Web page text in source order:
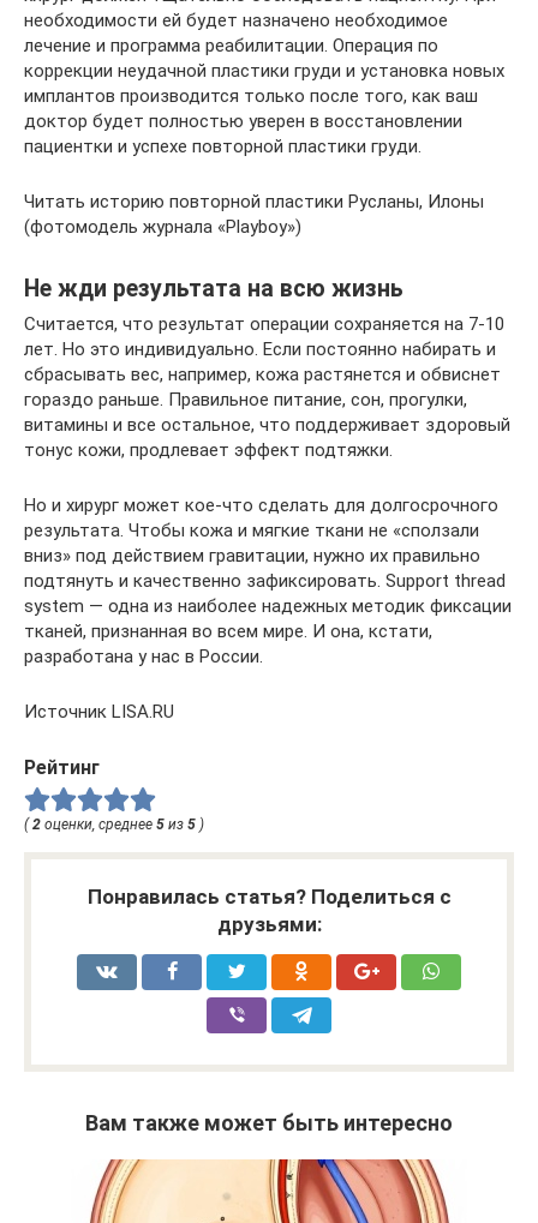
необходимости ей будет назначено необходимое
лечение и программа реабилитации. Операция по
коррекции неудачной пластики груди и установка новых
имплантов производится только после того, как ваш
доктор будет полностью уверен в восстановлении
пациентки и успехе повторной пластики груди.
Читать историю повторной пластики Русланы, Илоны
(фотомодель журнала «Playboy»)
Не жди результата на всю жизнь
Считается, что результат операции сохраняется на 7-10
лет. Но это индивидуально. Если постоянно набирать и
сбрасывать вес, например, кожа растянется и обвиснет
гораздо раньше. Правильное питание, сон, прогулки,
витамины и все остальное, что поддерживает здоровый
тонус кожи, продлевает эффект подтяжки.
Но и хирург может кое-что сделать для долгосрочного
результата. Чтобы кожа и мягкие ткани не «сползали
вниз» под действием гравитации, нужно их правильно
подтянуть и качественно зафиксировать. Support thread
system — одна из наиболее надежных методик фиксации
тканей, признанная во всем мире. И она, кстати,
разработана у нас в России.
Источник LISA.RU
Рейтинг
( 2 оценки, среднее 5 из 5 )
Понравилась статья? Поделиться с
друзьями:
Вам также может быть интересно